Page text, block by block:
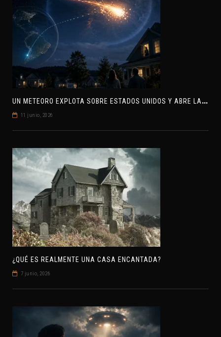
U
N METEORO EXPLOTA SOBRE ESTADOS UNIDOS Y ABRE LA PISTA DE POLAR-IM, UN POSIBLE VISITANTE INTERESTELAR
11 junio, 2026
¿QUÉ ES REALMENTE UNA CASA ENCANTADA?
7 junio, 2026